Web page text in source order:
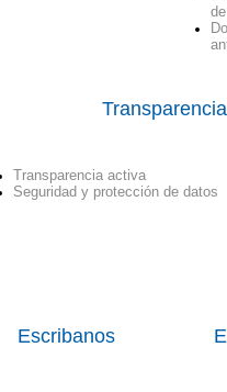
Transparencia
Transparencia activa
Seguridad y protección de datos
Escribanos